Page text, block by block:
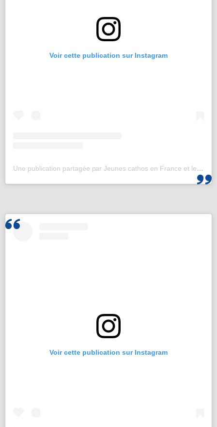
Voir cette publication sur Instagram
Une publication partagée par Jeunes cathos en France et les JMJ de Corée 2027 (@jeunescathos_fr)
Voir cette publication sur Instagram